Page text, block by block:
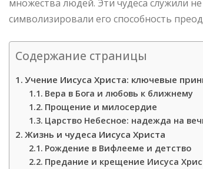
множества людей. Эти чудеса служили
символизировали его способность
Содержание страницы
Учение Иисуса Христа: ключевые
Вера в Бога и любовь к ближнему
Прощение и милосердие
Царство Небесное: надежда на
Жизнь и чудеса Иисуса Христа
Рождение в Вифлееме и детство
Предание и крещение Иисуса